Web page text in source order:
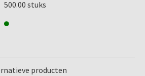
500.00 stuks
producten